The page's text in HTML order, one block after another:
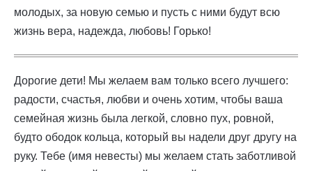
молодых, за новую семью и пусть с ними будут всю
жизнь вера, надежда, любовь! Горько!
Дорогие дети! Мы желаем вам только всего лучшего:
радости, счастья, любви и очень хотим, чтобы ваша
семейная жизнь была легкой, словно пух, ровной,
будто ободок кольца, который вы надели друг другу на
руку. Тебе (имя невесты) мы желаем стать заботливой